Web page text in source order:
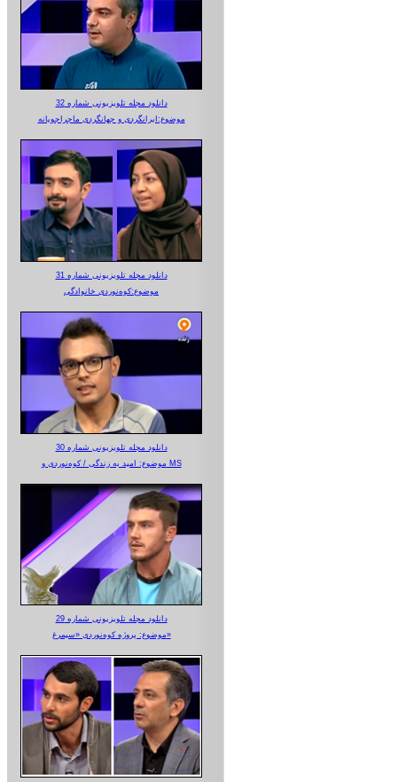
دانلود مجله تلویزیونی شماره 32
موضوع:ایرانگردی و جهانگردی ماجراجویانه
دانلود مجله تلویزیونی شماره 31
موضوع:کوه‌نوردی خانوادگی
دانلود مجله تلویزیونی شماره 30
موضوع: امید به زندگی / کوه‌نوردی و MS
دانلود مجله تلویزیونی شماره 29
موضوع: پروژه کوه‌نوردی «سیمرغ»